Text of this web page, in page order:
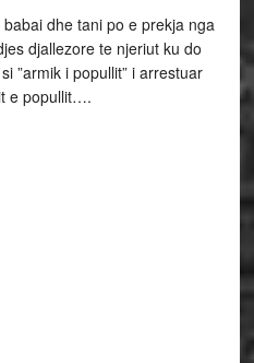
dhe tani po e prekja nga
djallezore te njeriut ku do
”armik i popullit” i arrestuar
e popullit….